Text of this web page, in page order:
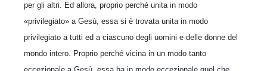
per gli altri. Ed allora, proprio perché unita in modo
«privilegiato» a Gesù, essa si è trovata unita in modo
privilegiato a tutti ed a ciascuno degli uomini e delle donne del
mondo intero. Proprio perché vicina in un modo tanto